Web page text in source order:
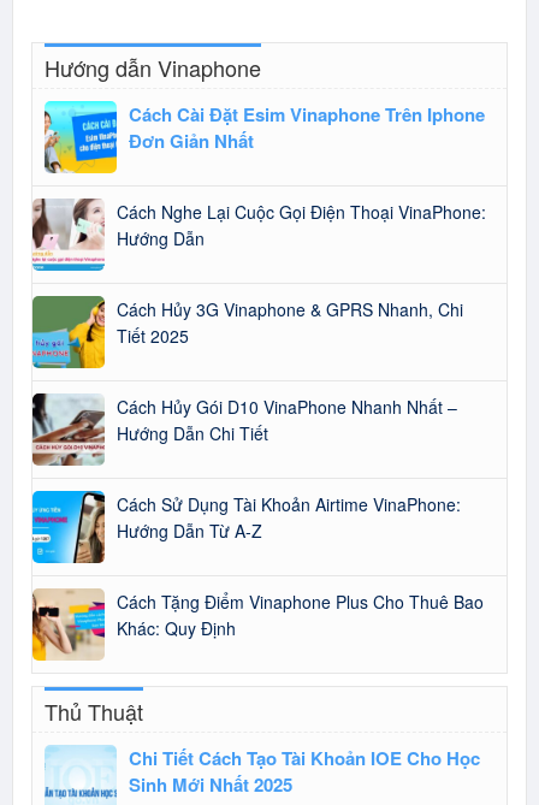
Hướng dẫn Vinaphone
Cách Cài Đặt Esim Vinaphone Trên Iphone
Đơn Giản Nhất
Cách Nghe Lại Cuộc Gọi Điện Thoại VinaPhone:
Hướng Dẫn
Cách Hủy 3G Vinaphone & GPRS Nhanh, Chi
Tiết 2025
Cách Hủy Gói D10 VinaPhone Nhanh Nhất –
Hướng Dẫn Chi Tiết
Cách Sử Dụng Tài Khoản Airtime VinaPhone:
Hướng Dẫn Từ A-Z
Cách Tặng Điểm Vinaphone Plus Cho Thuê Bao
Khác: Quy Định
Thủ Thuật
Chi Tiết Cách Tạo Tài Khoản IOE Cho Học
Sinh Mới Nhất 2025